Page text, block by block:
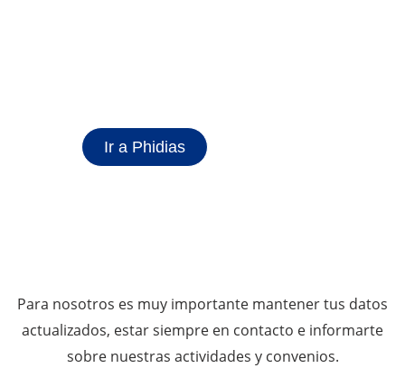
Ir a Phidias
Para nosotros es muy importante mantener tus datos
actualizados, estar siempre en contacto e informarte
sobre nuestras actividades y convenios.